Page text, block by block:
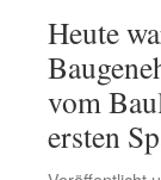
Heute
vom
ersten